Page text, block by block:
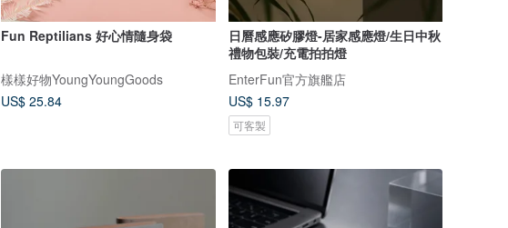
Fun Reptilians 好心情隨身袋
樣樣好物YoungYoungGoods
US$ 25.84
日曆感應矽膠燈-居家感應燈/生日中秋
禮物包裝/充電拍拍燈
EnterFun官方旗艦店
US$ 15.97
可客製